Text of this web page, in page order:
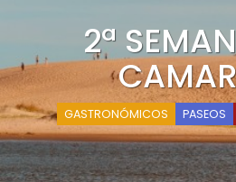
2ª
GASTRONÓMICOS PASEOS